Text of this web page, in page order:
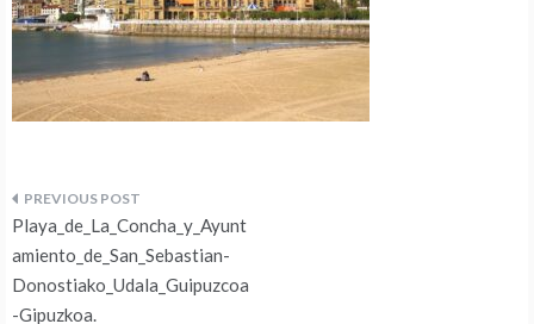
Navegação
de
Playa_de_La_Concha_y_Ayunt
amiento_de_San_Sebastian-
Donostiako_Udala_Guipuzcoa
-Gipuzkoa.